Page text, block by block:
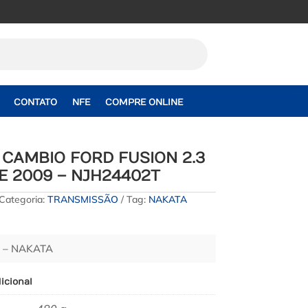
CONTATO NFE COMPRE ONLINE
FORD FUSION 2.3
2009 – NJH24402T
TRANSMISSÃO Tag: NAKATA
NAKATA